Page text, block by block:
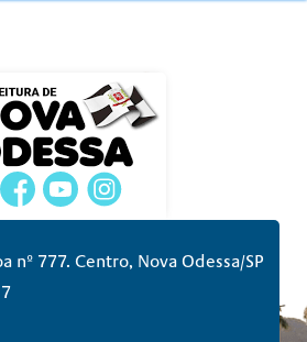
nº 777. Centro, Nova Odessa/SP